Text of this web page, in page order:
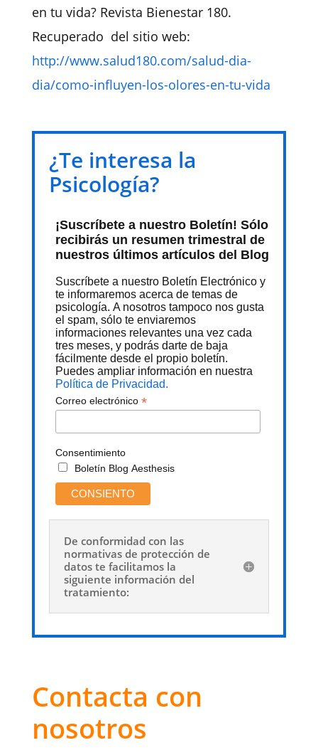
en tu vida? Revista Bienestar 180.
Recuperado del sitio web:
http://www.salud180.com/salud-dia-
dia/como-influyen-los-olores-en-tu-vida
¿Te interesa la
Psicología?
¡Suscríbete a nuestro Boletín! Sólo
recibirás un resumen trimestral de
nuestros últimos artículos del Blog
Suscríbete a nuestro Boletín Electrónico y
te informaremos acerca de temas de
psicología. A nosotros tampoco nos gusta
el spam, sólo te enviaremos
informaciones relevantes una vez cada
tres meses, y podrás darte de baja
fácilmente desde el propio boletín.
Puedes ampliar información en nuestra
Política de Privacidad.
Correo electrónico*
Consentimiento
Boletín Blog Aesthesis
De conformidad con las
normativas de protección de
datos te facilitamos la
siguiente información del
tratamiento:
Contacta con
nosotros